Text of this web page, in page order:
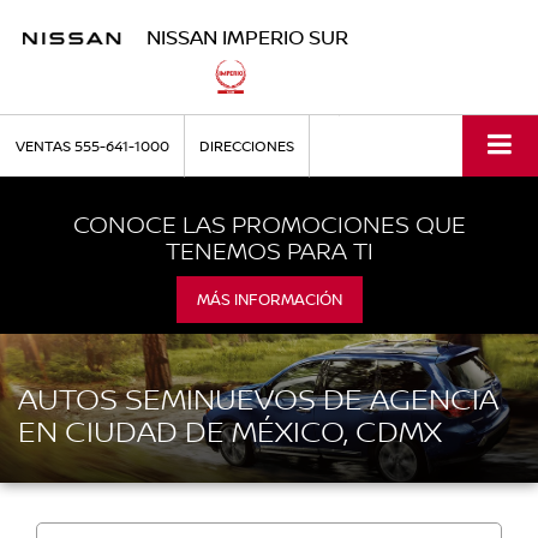
NISSAN IMPERIO SUR
VENTAS555-641-1000 DIRECCIONES
CONOCE LAS PROMOCIONES QUE
TENEMOS PARA TI
MÁS INFORMACIÓN
AUTOS SEMINUEVOS DE AGENCIA
EN CIUDAD DE MÉXICO, CDMX